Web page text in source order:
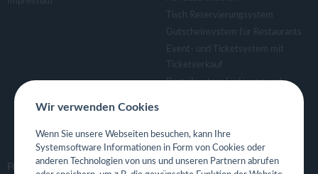
Tisch Reservierungsystem
Gutscheinsystem für Restaurants
Event- und Ticketsystem mit
Ticketverkauf
Bestellsystem Lieferung und
Eigene App für Restaurant
FOLGE UNS
Wir verwenden Cookies
Wenn Sie unsere Webseiten besuchen, kann Ihre
Systemsoftware Informationen in Form von Cookies oder
anderen Technologien von uns und unseren Partnern abrufen